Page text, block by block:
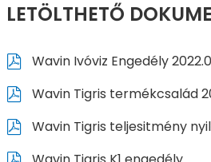
LETÖLTHETŐ
Wavin Ivóviz Engedély
Wavin Tigris termékcsalád
Wavin Tigris teljesitmény